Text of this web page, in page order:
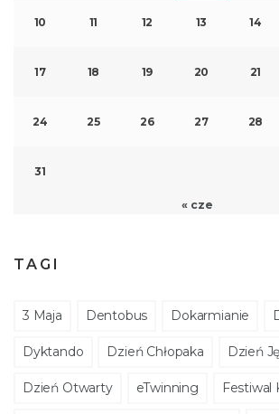
10 11 12 13 14
17 18 19 20 21
24 25 26 27 28
31
« cze
TAGI
3 Maja Dentobus Dokarmianie
Dyktando Dzień Chłopaka Dzień
Dzień Otwarty eTwinning Festiwal